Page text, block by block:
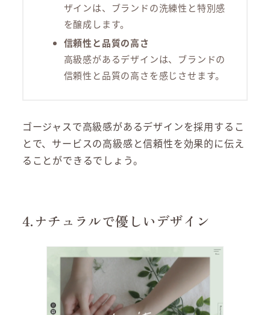
ザインは、ブランドの洗練性と特別感
を醸成します。
信頼性と品質の高さ
高級感があるデザインは、ブランドの
信頼性と品質の高さを感じさせます。
ゴージャスで高級感があるデザインを採用するこ
とで、サービスの高級感と信頼性を効果的に伝え
ることができるでしょう。
4.ナチュラルで優しいデザイン